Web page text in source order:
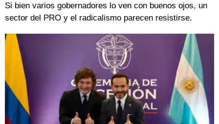
Si bien varios gobernadores lo ven con buenos ojos, un
sector del PRO y el radicalismo parecen resistirse.